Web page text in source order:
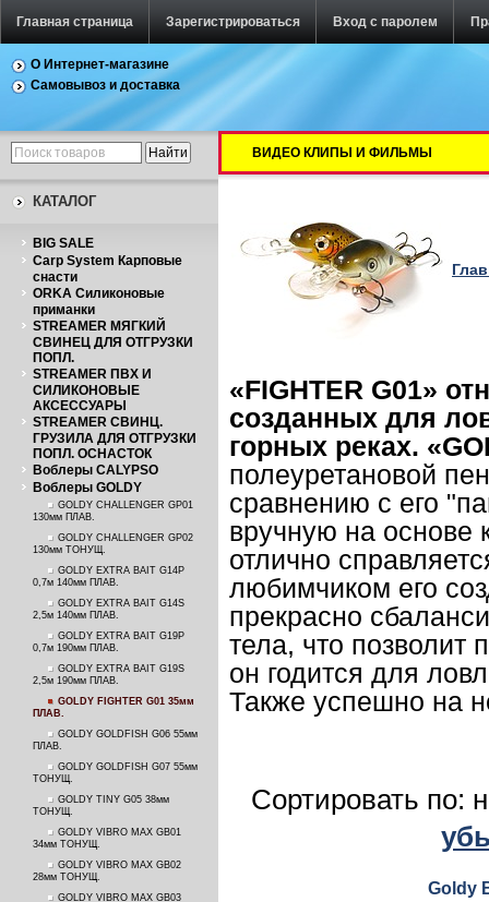
Главная страница Зарегистрироваться Вход с паролем
О Интернет-магазине
Самовывоз и доставка
КАТАЛОГ
BIG SALE
Carp System Карповые
снасти
ORKA Силиконовые
приманки
STREAMER МЯГКИЙ
СВИНЕЦ ДЛЯ ОТГРУЗКИ
ПОПЛ.
STREAMER ПВХ И
СИЛИКОНОВЫЕ
АКСЕССУАРЫ
STREAMER СВИНЦ.
ГРУЗИЛА ДЛЯ ОТГРУЗКИ
ПОПЛ. ОСНАСТОК
Воблеры CALYPSO
Воблеры GOLDY
GOLDY CHALLENGER GP01
130мм ПЛАВ.
GOLDY CHALLENGER GP02
130мм ТОНУЩ.
GOLDY EXTRA BAIT G14P
0,7м 140мм ПЛАВ.
GOLDY EXTRA BAIT G14S
2,5м 140мм ПЛАВ.
GOLDY EXTRA BAIT G19P
0,7м 190мм ПЛАВ.
GOLDY EXTRA BAIT G19S
2,5м 190мм ПЛАВ.
GOLDY FIGHTER G01 35мм
ПЛАВ.
GOLDY GOLDFISH G06 55мм
ПЛАВ.
GOLDY GOLDFISH G07 55мм
ТОНУЩ.
GOLDY TINY G05 38мм
ТОНУЩ.
GOLDY VIBRO MAX GB01
34мм ТОНУЩ.
GOLDY VIBRO MAX GB02
28мм ТОНУЩ.
GOLDY VIBRO MAX GB03
ВИДЕО КЛИПЫ И ФИЛЬМЫ
«FIGHTER G01»
созданных для
горных реках.
полеуретановой
сравнению с его
вручную на основе
отлично
любимчиком его
прекрасно
тела, что позволит
он годится для
Также успешно на
Сортировать по:
Goldy